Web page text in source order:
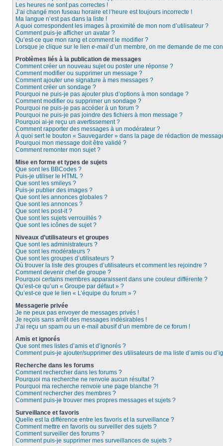
Les heures ne sont pas correctes !
J’ai changé mon fuseau horaire et l’heure est toujours incorrecte !
Ma langue n’est pas dans la liste !
A quoi correspondent les images à proximité de mon nom d’utilisateur ?
Comment puis-je afficher un avatar ?
Qu’est-ce que mon rang et comment le modifier ?
Lorsque je clique sur le lien e-mail d’un membre, on me demande de me
Problèmes liés à la publication de messages
Comment créer un nouveau sujet ou poster une réponse ?
Comment modifier ou supprimer un message ?
Comment ajouter une signature à mes messages ?
Comment créer un sondage ?
Pourquoi ne puis-je pas ajouter plus d’options à mon sondage ?
Comment modifier ou supprimer un sondage ?
Pourquoi ne puis-je pas accéder à un forum ?
Pourquoi ne puis-je pas joindre des fichiers à mon message ?
Pourquoi ai-je reçu un avertissement ?
Comment rapporter des messages à un modérateur ?
À quoi sert le bouton « Sauvegarder » dans la page de rédaction de
Pourquoi mon message doit être validé ?
Comment remonter mon sujet ?
Mise en forme et types de sujets
Que sont les BBCodes ?
Puis-je utiliser le HTML ?
Que sont les smileys ?
Puis-je publier des images ?
Que sont les annonces globales ?
Que sont les annonces ?
Que sont les post-it ?
Que sont les sujets verrouillés ?
Que sont les icônes de sujet ?
Niveaux d’utilisateurs et groupes
Que sont les administrateurs ?
Que sont les modérateurs ?
Que sont les groupes d’utilisateurs ?
Où trouver la liste des groupes d’utilisateurs et comment les rejoindre ?
Comment devenir chef de groupe ?
Pourquoi certains membres apparaissent dans une couleur différente ?
Qu’est-ce qu’un « Groupe par défaut » ?
Qu’est-ce que le lien « L’équipe du forum » ?
Messagerie privée
Je ne peux pas envoyer de messages privés !
Je reçois sans arrêt des messages indésirables !
J’ai reçu un spam ou un e-mail abusif d’un membre de ce forum !
Amis et ignorés
Que sont mes listes d’amis et d’ignorés ?
Comment puis-je ajouter/supprimer des utilisateurs de ma liste d’amis ou
Recherche dans les forums
Comment rechercher dans les forums ?
Pourquoi ma recherche ne renvoie aucun résultat ?
Pourquoi ma recherche renvoie une page blanche ?!
Comment rechercher des membres ?
Comment puis-je trouver mes propres messages et sujets ?
Surveillance et favoris
Quelle est la différence entre les favoris et la surveillance ?
Comment mettre en favoris ou surveiller des sujets ?
Comment surveiller des forums ?
Comment puis-je supprimer mes surveillances de sujets ?